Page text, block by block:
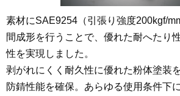
素材にSAE9254（引張り強度200kgf/
間成形を行うことで、優れた耐へたり
性を実現しました。
剥がれにくく耐久性に優れた粉体塗装
防錆性能を確保。あらゆる使用条件下